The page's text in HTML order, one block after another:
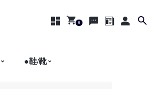
0
●鞋/靴